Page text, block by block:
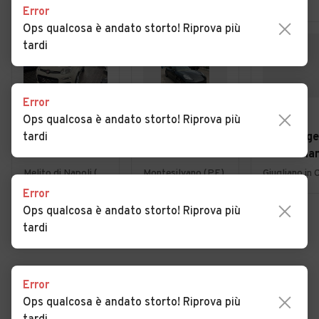
€ 6.490
Fiat Panda
LOUNGE 0.9
TWINAIR 85CV
BENZ/METANO
- UFFICIALE
Melito di Napoli (NA)
€ 29.900
Panamera 4.8
Turbo
Montesilvano (PE)
€ 7.499
Golf
2017
Cerca altri risultati
Error
Ops qualcosa è andato storto! Riprova più
tardi
Error
Ops qualcosa è andato storto! Riprova più
tardi
Error
Ops qualcosa è andato storto! Riprova più
tardi
Error
Ops qualcosa è andato storto! Riprova più